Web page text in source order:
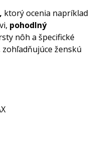
ktorý ocenia napríklad
pohodlný
nôh a špecifické
ženskú